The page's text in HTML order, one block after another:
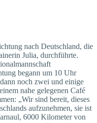
nach Deutschland, die
Julia, durchführte.
begann um 10 Uhr
noch zwei und einige
nahe gelegenen Café
„Wir sind bereit, dieses
aufzunehmen, sie ist
6000 Kilometer von